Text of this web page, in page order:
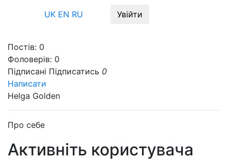
UK EN RU Увійти
Постів: 0
Фоловерів: 0
Підписані Підписатись 0
Написати
Helga Golden
Про себе
Активніть користувача